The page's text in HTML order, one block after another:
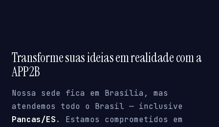
Transforme suas ideias em realidade com a
APP2B
Nossa sede fica em Brasília, mas
atendemos todo o Brasil — inclusive
Pancas/ES. Estamos comprometidos em